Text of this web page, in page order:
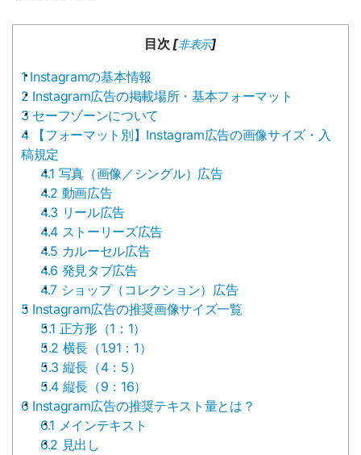
目次 [非表示]
1Instagramの基本情報
2 Instagram広告の掲載場所・基本フォーマット
3 セーフゾーンについて
4【フォーマット別】Instagram広告の画像サイズ・入
稿規定
4.1 写真（画像／シングル）広告
4.2 動画広告
4.3 リール広告
4.4 ストーリーズ広告
4.5 カルーセル広告
4.6 発見タブ広告
4.7 ショップ（コレクション）広告
5 Instagram広告の推奨画像サイズ一覧
5.1 正方形（1：1）
5.2 横長（1.91：1）
5.3 縦長（4：5）
5.4 縦長（9：16）
6 Instagram広告の推奨テキスト量とは？
6.1 メインテキスト
6.2 見出し